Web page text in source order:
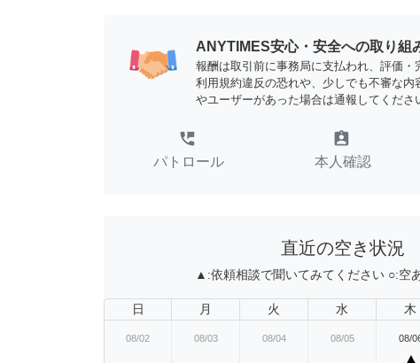
ANYTIMES安心・安全への取り組
報酬は取引前に事務局に支払われ、評価・
利用規約違反の恐れや、少しでも不審な内
やユーザーがあった場合は通報してくださ
perm_phone_msg
パトロール
assignment_ind
本人確認
直近の空き状況
▲:依頼相談で聞いてみてください ○:空
日 月 火 水 木
08/02 08/03 08/04 08/05 08/
▲